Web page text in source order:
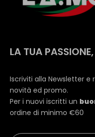
LA TUA
Iscriviti alla Newsletter
novità ed promo.
Per i nuovi iscritti un
ordine di minimo €60